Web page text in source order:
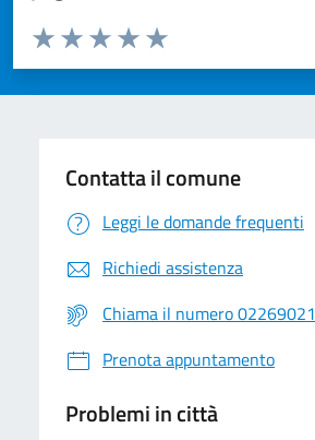
Valuta da 1 a 5 stelle la pagina
Valuta 5 stelle su 5
Valuta 4 stelle su 5
Valuta 3 stelle su 5
Valuta 2 stelle su 5
Valuta 1 stelle su 5
Contatta il comune
Leggi le domande frequenti
Richiedi assistenza
Chiama il numero 02269021
Prenota appuntamento
Problemi in città